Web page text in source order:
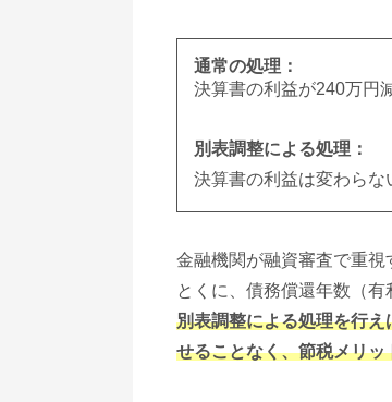
通常の処理：
決算書の利益が240万円
別表調整による処理：
決算書の利益は変わらな
金融機関が融資審査で重視
とくに、債務償還年数（有
別表調整による処理を行
せることなく、節税メリ